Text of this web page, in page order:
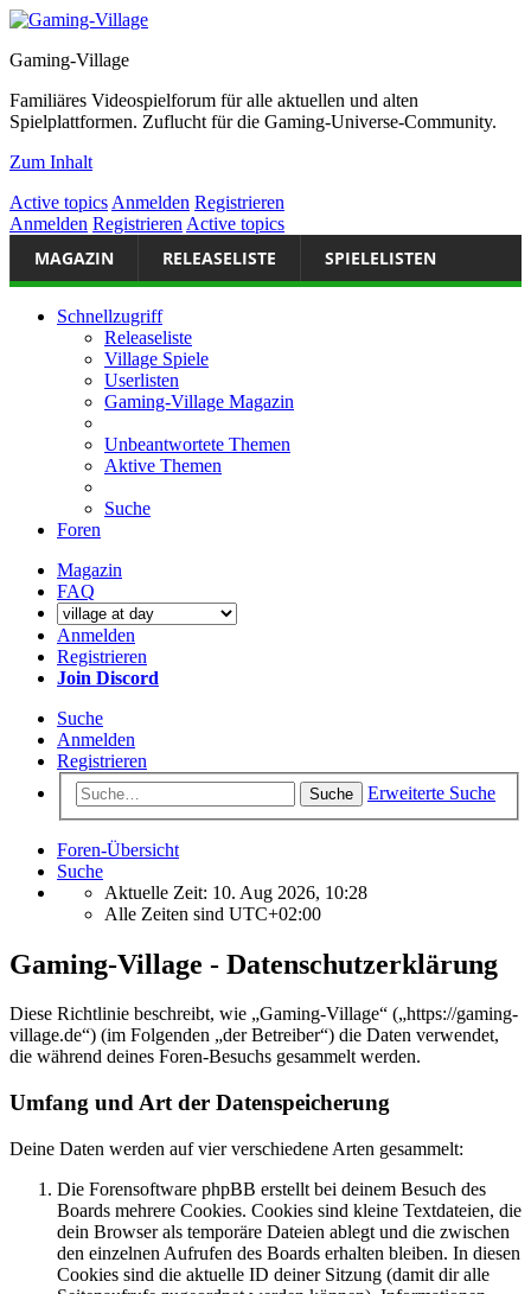
Gaming-Village
Familiäres Videospielforum für alle aktuellen und alten
Spielplattformen. Zuflucht für die Gaming-Universe-Community.
Zum Inhalt
Active topics Anmelden Registrieren
Anmelden Registrieren Active topics
MAGAZIN RELEASELISTE SPIELELISTEN
Schnellzugriff
Releaseliste
Village Spiele
Userlisten
Gaming-Village Magazin
Unbeantwortete Themen
Aktive Themen
Suche
Foren
Magazin
FAQ
Anmelden
Registrieren
Join Discord
Suche
Anmelden
Registrieren
Suche Erweiterte Suche
Foren-Übersicht
Suche
Aktuelle Zeit: 10. Aug 2026, 10:28
Alle Zeiten sind UTC+02:00
Gaming-Village - Datenschutzerklärung
Diese Richtlinie beschreibt, wie „Gaming-Village“ („https://gaming-
village.de“) (im Folgenden „der Betreiber“) die Daten verwendet,
die während deines Foren-Besuchs gesammelt werden.
Umfang und Art der Datenspeicherung
Deine Daten werden auf vier verschiedene Arten gesammelt:
Die Forensoftware phpBB erstellt bei deinem Besuch des
Boards mehrere Cookies. Cookies sind kleine Textdateien, die
dein Browser als temporäre Dateien ablegt und die zwischen
den einzelnen Aufrufen des Boards erhalten bleiben. In diesen
Cookies sind die aktuelle ID deiner Sitzung (damit dir alle